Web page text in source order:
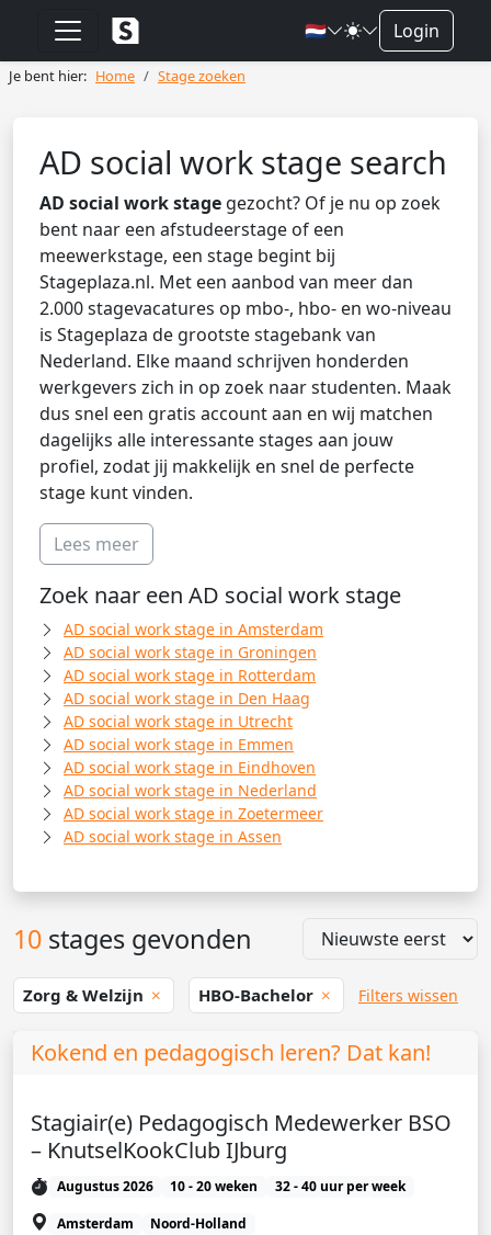
🇳🇱 Login
Je bent hier: Home Stage zoeken
AD social work stage search
AD social work stage gezocht? Of je nu op zoek
bent naar een afstudeerstage of een
meewerkstage, een stage begint bij
Stageplaza.nl. Met een aanbod van meer dan
2.000 stagevacatures op mbo-, hbo- en wo-niveau
is Stageplaza de grootste stagebank van
Nederland. Elke maand schrijven honderden
werkgevers zich in op zoek naar studenten. Maak
dus snel een gratis account aan en wij matchen
dagelijks alle interessante stages aan jouw
profiel, zodat jij makkelijk en snel de perfecte
stage kunt vinden.
Lees meer
Zoek naar een AD social work stage
AD social work stage in Amsterdam
AD social work stage in Groningen
AD social work stage in Rotterdam
AD social work stage in Den Haag
AD social work stage in Utrecht
AD social work stage in Emmen
AD social work stage in Eindhoven
AD social work stage in Nederland
AD social work stage in Zoetermeer
AD social work stage in Assen
10 stages gevonden
Zorg & Welzijn HBO-Bachelor Filters wissen
Kokend en pedagogisch leren? Dat kan!
Stagiair(e) Pedagogisch Medewerker BSO
– KnutselKookClub IJburg
Augustus 2026 10 - 20 weken
32 - 40 uur per week
Amsterdam
Noord-Holland